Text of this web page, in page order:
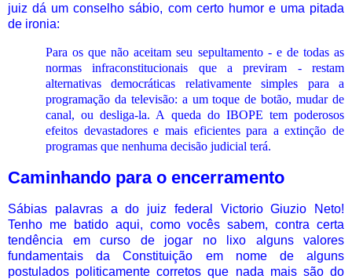
juiz dá um conselho sábio, com certo humor e uma pitada
de ironia:
Para os que não aceitam seu sepultamento - e de todas as
normas infraconstitucionais que a previram - restam
alternativas democráticas relativamente simples para a
programação da televisão: a um toque de botão, mudar de
canal, ou desliga-la. A queda do IBOPE tem poderosos
efeitos devastadores e mais eficientes para a extinção de
programas que nenhuma decisão judicial terá.
Caminhando para o encerramento
Sábias palavras a do juiz federal Victorio Giuzio Neto!
Tenho me batido aqui, como vocês sabem, contra certa
tendência em curso de jogar no lixo alguns valores
fundamentais da Constituição em nome de alguns
postulados politicamente corretos que nada mais são do